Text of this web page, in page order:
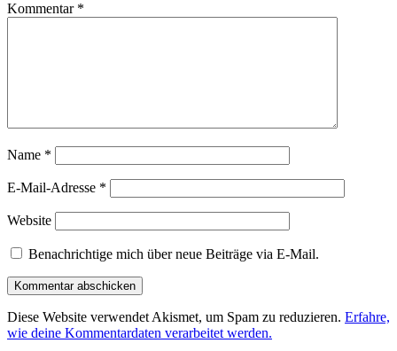
Kommentar *
Name *
E-Mail-Adresse *
Website
Benachrichtige mich über neue Beiträge via E-Mail.
Diese Website verwendet Akismet, um Spam zu reduzieren. Erfahre,
wie deine Kommentardaten verarbeitet werden.